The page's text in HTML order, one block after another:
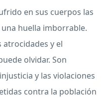
en sus cuerpos las
huella imborrable.
atrocidades y el
olvidar. Son
y las violaciones
contra la población